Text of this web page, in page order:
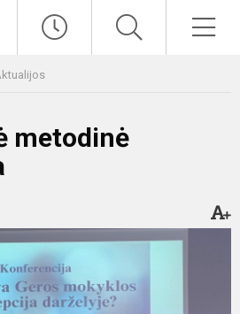
metodinė